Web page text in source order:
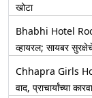
खोटा
Bhabhi Hotel
व्हायरल; सायबर
Chhapra Girls
वाद, प्राचार्यांच्या